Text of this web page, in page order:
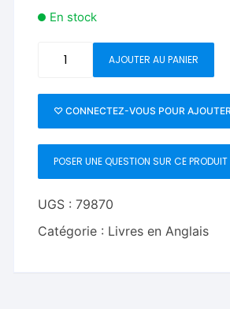
En stock
Marlo
40
Years
Later
by
Randy
and
AJOUTER AU PANIER
♡ CONNECTEZ-VOUS POUR
POSER UNE QUESTION SUR CE PRODUIT
UGS :79870
Catégorie : Livres en Anglais